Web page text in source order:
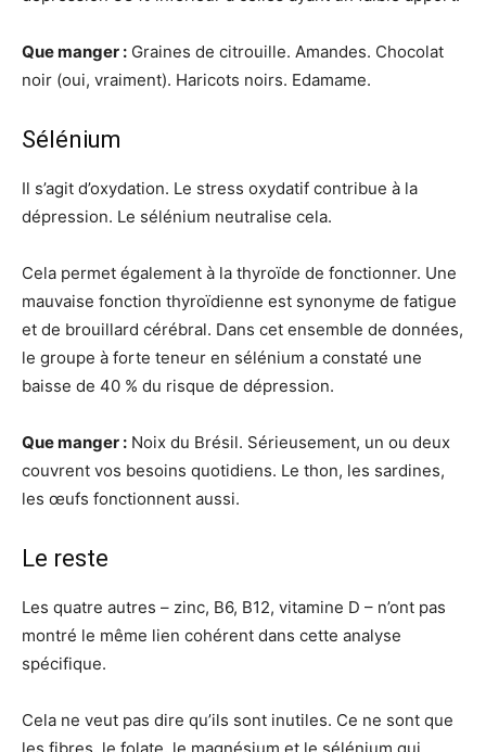
Que manger : Graines de citrouille. Amandes. Chocolat
noir (oui, vraiment). Haricots noirs. Edamame.
Sélénium
Il s’agit d’oxydation. Le stress oxydatif contribue à la
dépression. Le sélénium neutralise cela.
Cela permet également à la thyroïde de fonctionner. Une
mauvaise fonction thyroïdienne est synonyme de fatigue
et de brouillard cérébral. Dans cet ensemble de données,
le groupe à forte teneur en sélénium a constaté une
baisse de 40 % du risque de dépression.
Que manger : Noix du Brésil. Sérieusement, un ou deux
couvrent vos besoins quotidiens. Le thon, les sardines,
les œufs fonctionnent aussi.
Le reste
Les quatre autres – zinc, B6, B12, vitamine D – n’ont pas
montré le même lien cohérent dans cette analyse
spécifique.
Cela ne veut pas dire qu’ils sont inutiles. Ce ne sont que